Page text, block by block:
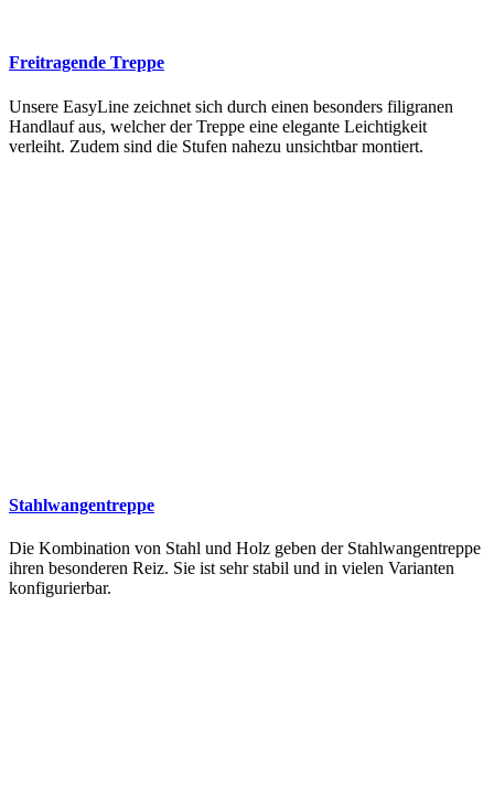
Freitragende Treppe
Unsere EasyLine zeichnet sich durch einen besonders filigranen
Handlauf aus, welcher der Treppe eine elegante Leichtigkeit
verleiht. Zudem sind die Stufen nahezu unsichtbar montiert.
Stahlwangentreppe
Die Kombination von Stahl und Holz geben der Stahlwangentreppe
ihren besonderen Reiz. Sie ist sehr stabil und in vielen Varianten
konfigurierbar.